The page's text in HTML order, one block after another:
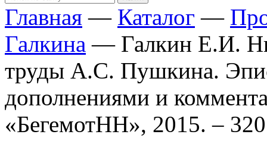
Главная — Каталог —
Галкина — Галкин Е.И.
труды А.С. Пушкина.
дополнениями и
«БегемотНН», 2015. –